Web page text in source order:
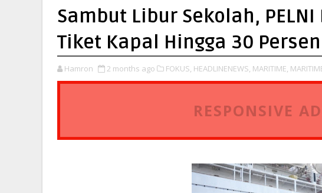
Sambut Libur Sekolah,
Tiket Kapal Hingga 30 Persen
Hamron 2 months ago FOKUS, HEADLINENEWS, MARITIME,
RESPONSIVE